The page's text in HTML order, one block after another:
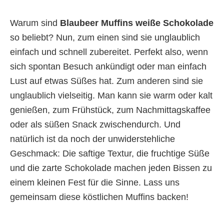
Warum sind Blaubeer Muffins weiße Schokolade
so beliebt? Nun, zum einen sind sie unglaublich
einfach und schnell zubereitet. Perfekt also, wenn
sich spontan Besuch ankündigt oder man einfach
Lust auf etwas Süßes hat. Zum anderen sind sie
unglaublich vielseitig. Man kann sie warm oder kalt
genießen, zum Frühstück, zum Nachmittagskaffee
oder als süßen Snack zwischendurch. Und
natürlich ist da noch der unwiderstehliche
Geschmack: Die saftige Textur, die fruchtige Süße
und die zarte Schokolade machen jeden Bissen zu
einem kleinen Fest für die Sinne. Lass uns
gemeinsam diese köstlichen Muffins backen!